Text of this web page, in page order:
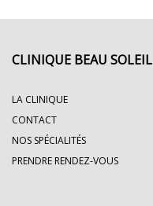
CLINIQUE BEAU SOLEIL
LA CLINIQUE
CONTACT
NOS SPÉCIALITÉS
PRENDRE RENDEZ-VOUS